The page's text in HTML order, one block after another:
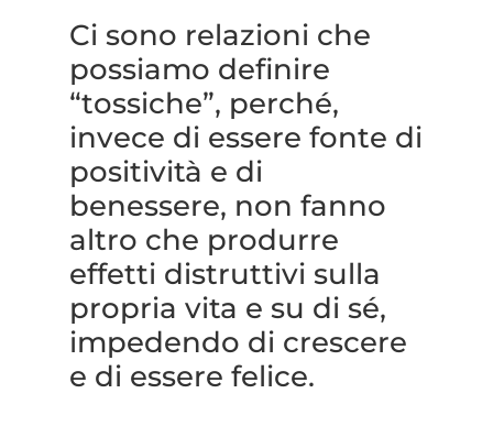
Ci sono relazioni che
possiamo definire
“tossiche”, perché,
invece di essere fonte di
positività e di
benessere, non fanno
altro che produrre
effetti distruttivi sulla
propria vita e su di sé,
impedendo di crescere
e di essere felice.